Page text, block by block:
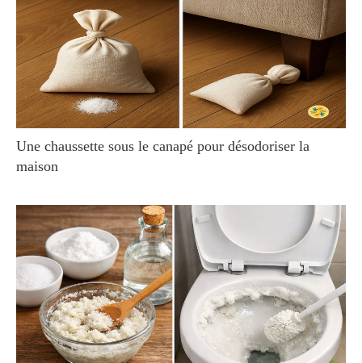
Une chaussette sous le canapé pour désodoriser la
maison